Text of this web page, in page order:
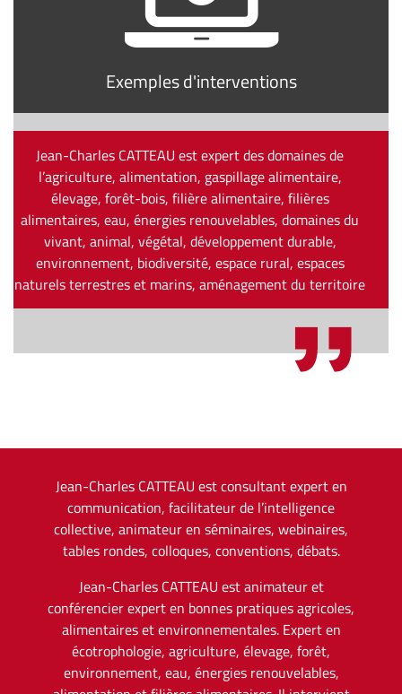
Exemples d'interventions
Jean-Charles CATTEAU est expert des domaines de
l’agriculture, alimentation, gaspillage alimentaire,
élevage, forêt-bois, filière alimentaire, filières
alimentaires, eau, énergies renouvelables, domaines du
vivant, animal, végétal, développement durable,
environnement, biodiversité, espace rural, espaces
naturels terrestres et marins, aménagement du territoire
Jean-Charles CATTEAU est consultant expert en
communication, facilitateur de l’intelligence
collective, animateur en séminaires, webinaires,
tables rondes, colloques, conventions, débats.
Jean-Charles CATTEAU est animateur et
conférencier expert en bonnes pratiques agricoles,
alimentaires et environnementales. Expert en
écotrophologie, agriculture, élevage, forêt,
environnement, eau, énergies renouvelables,